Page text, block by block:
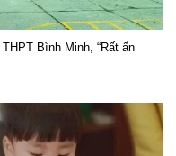
Bình Minh, “Rất ấn